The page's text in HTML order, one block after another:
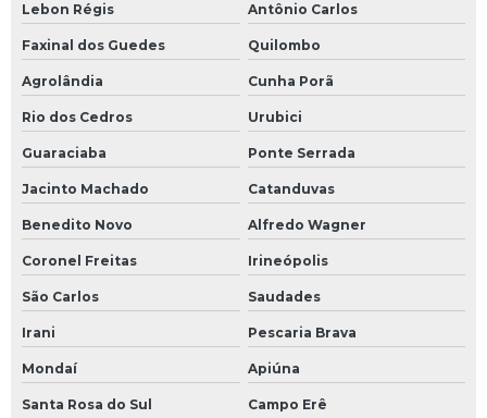
Topografia de terreno
Topografia de terreno irregular
Topografia de terreno quanto custa
Lebon Régis Antônio Carlos
Faxinal dos Guedes Quilombo
Agrolândia Cunha Porã
Rio dos Cedros Urubici
Guaraciaba Ponte Serrada
Jacinto Machado Catanduvas
Benedito Novo Alfredo Wagner
Coronel Freitas Irineópolis
São Carlos Saudades
Irani Pescaria Brava
Mondaí Apiúna
Santa Rosa do Sul Campo Erê